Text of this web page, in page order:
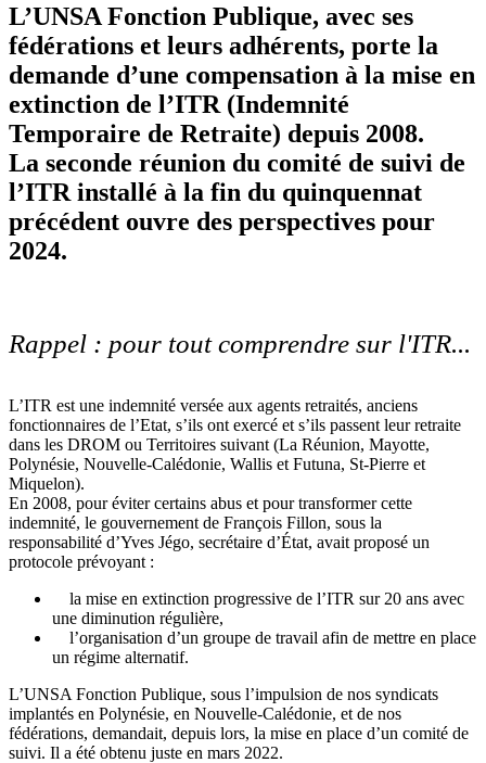
L’UNSA Fonction Publique, avec ses
fédérations et leurs adhérents, porte la
demande d’une compensation à la mise en
extinction de l’ITR (Indemnité
Temporaire de Retraite) depuis 2008.
La seconde réunion du comité de suivi de
l’ITR installé à la fin du quinquennat
précédent ouvre des perspectives pour
2024.
Rappel : pour tout comprendre sur l'ITR...
L’ITR est une indemnité versée aux agents retraités, anciens
fonctionnaires de l’Etat, s’ils ont exercé et s’ils passent leur retraite
dans les DROM ou Territoires suivant (La Réunion, Mayotte,
Polynésie, Nouvelle-Calédonie, Wallis et Futuna, St-Pierre et
Miquelon).
En 2008, pour éviter certains abus et pour transformer cette
indemnité, le gouvernement de François Fillon, sous la
responsabilité d’Yves Jégo, secrétaire d’État, avait proposé un
protocole prévoyant :
la mise en extinction progressive de l’ITR sur 20 ans avec
une diminution régulière,
l’organisation d’un groupe de travail afin de mettre en place
un régime alternatif.
L’UNSA Fonction Publique, sous l’impulsion de nos syndicats
implantés en Polynésie, en Nouvelle-Calédonie, et de nos
fédérations, demandait, depuis lors, la mise en place d’un comité de
suivi. Il a été obtenu juste en mars 2022.